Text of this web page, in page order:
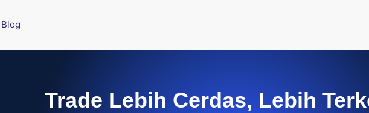
Blog
Trade Lebih Cerdas, Lebih